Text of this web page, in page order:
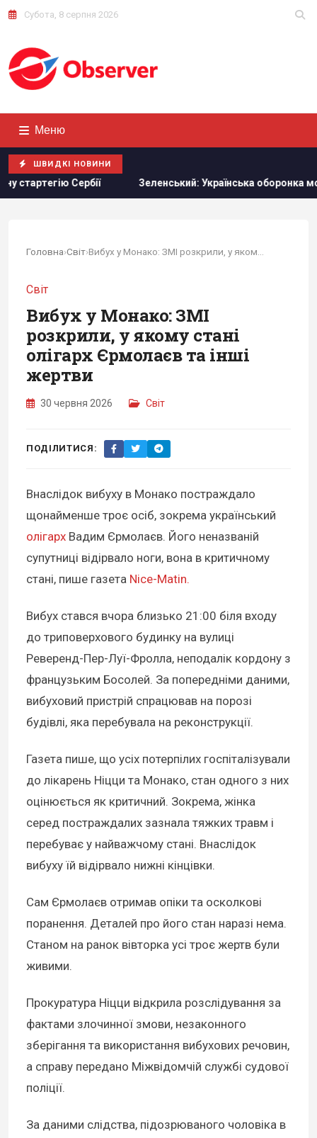
Субота, 8 серпня 2026
Меню
ШВИДКІ НОВИНИ
Зеленський: Українська оборонка може збільшити
Головна›Світ›
Світ
Вибух у Монако: ЗМІ
розкрили, у якому стані
олігарх Єрмолаєв та інші
жертви
30 червня 2026 Світ
ПОДІЛИТИСЯ:
Внаслідок вибуху в Монако постраждало
щонайменше троє осіб, зокрема український
олігарх Вадим Єрмолаєв. Його неназваній
супутниці відірвало ноги, вона в критичному
стані, пише газета Nice-Matin.
Вибух стався вчора близько 21:00 біля входу
до триповерхового будинку на вулиці
Реверенд-Пер-Луї-Фролла, неподалік кордону з
французьким Босолей. За попередніми даними,
вибуховий пристрій спрацював на порозі
будівлі, яка перебувала на реконструкції.
Газета пише, що усіх потерпілих госпіталізували
до лікарень Ніцци та Монако, стан одного з них
оцінюється як критичний. Зокрема, жінка
серед постраждалих зазнала тяжких травм і
перебуває у найважчому стані. Внаслідок
вибуху їй відірвало нижні кінцівки.
Сам Єрмолаєв отримав опіки та осколкові
поранення. Деталей про його стан наразі нема.
Станом на ранок вівторка усі троє жертв були
живими.
Прокуратура Ніцци відкрила розслідування за
фактами злочинної змови, незаконного
зберігання та використання вибухових речовин,
а справу передано Міжвідомчій службі судової
поліції.
За даними слідства, підозрюваного чоловіка в